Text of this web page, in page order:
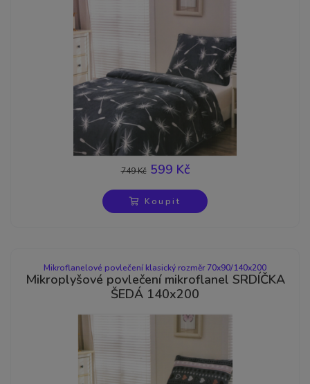
749 Kč599 Kč
Koupit
Mikroflanelové povlečení klasický rozměr 70x90/140x200
Mikroplyšové povlečení mikroflanel SRDÍČKA
ŠEDÁ 140x200